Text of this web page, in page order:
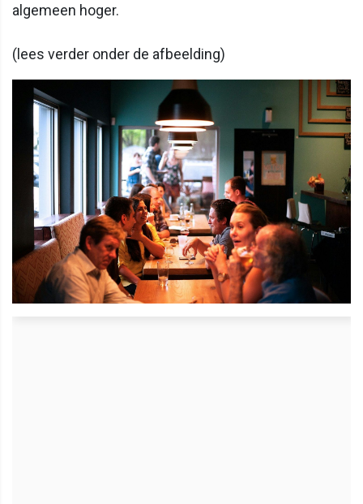
algemeen hoger.
(lees verder onder de afbeelding)